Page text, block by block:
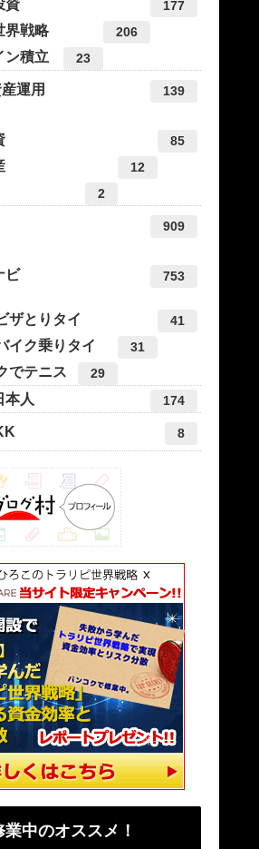
資 177
界戦略 206
ン積立 23
運用 139
85
12
2
909
ビ 753
ザとりタイ 41
イク乗りタイ 31
でテニス 29
本人 174
8
中のオススメ！